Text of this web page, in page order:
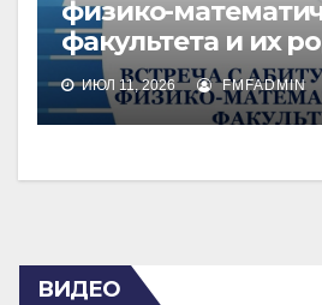
физико-
факультета и их
ИЮЛ 11, 2026 FMFADMIN
ВИДЕО